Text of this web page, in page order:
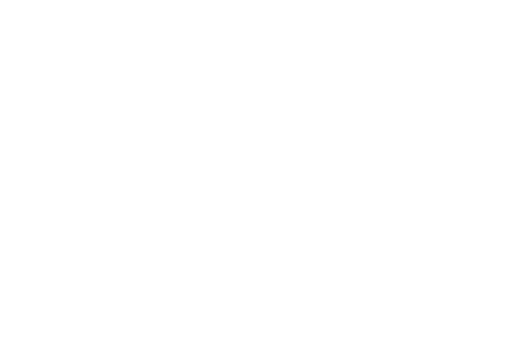
nocné svetlo, kúpelna s vanou, uteráky k moru aj do bazéna, WiFi
nocné svetlo, kúpelna s vanou, uteráky k moru aj do bazéna, WiFi
nocné svetlo, kúpelna s vanou, uteráky k moru aj do bazéna, WiFi